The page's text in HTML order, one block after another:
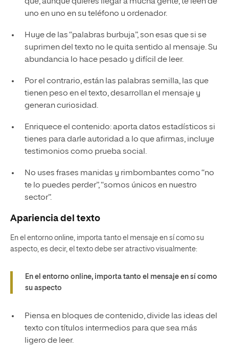
uno en uno en su teléfono u ordenador.
Huye de las “palabras burbuja”, son esas que si se
suprimen del texto no le quita sentido al mensaje. Su
abundancia lo hace pesado y difícil de leer.
Por el contrario, están las palabras semilla, las que
tienen peso en el texto, desarrollan el mensaje y
generan curiosidad.
Enriquece el contenido: aporta datos estadísticos si
tienes para darle autoridad a lo que afirmas, incluye
testimonios como prueba social.
No uses frases manidas y rimbombantes como “no
te lo puedes perder”, “somos únicos en nuestro
sector”.
Apariencia del texto
En el entorno online, importa tanto el mensaje en sí como su
aspecto, es decir, el texto debe ser atractivo visualmente:
En el entorno online, importa tanto el mensaje en sí como
su aspecto
Piensa en bloques de contenido, divide las ideas del
texto con títulos intermedios para que sea más
ligero de leer.